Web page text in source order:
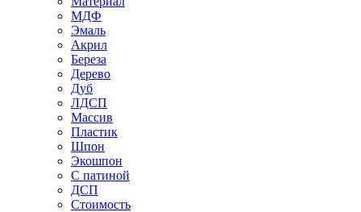
МДФ
Эмаль
Акрил
Береза
Дерево
Дуб
ЛДСП
Массив
Пластик
Шпон
Экошпон
С патиной
ДСП
Стоимость